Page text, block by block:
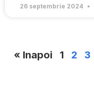
26 septembrie 2024
« Inapoi 1 2 3